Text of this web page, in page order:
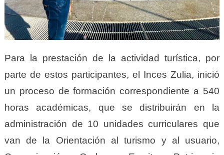
Para la prestación de la actividad turística, por
parte de estos participantes, el Inces Zulia, inició
un proceso de formación correspondiente a 540
horas académicas, que se distribuirán en la
administración de 10 unidades curriculares que
van de la Orientación al turismo y al usuario,